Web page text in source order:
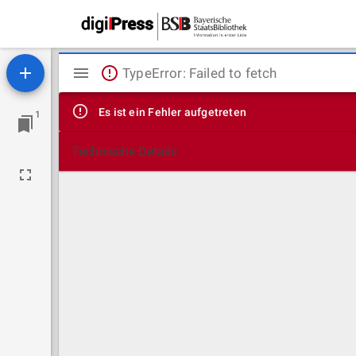
1
Mirador
Viewer
TypeError: Failed to fetch
Es ist ein Fehler aufgetreten
Technische Details